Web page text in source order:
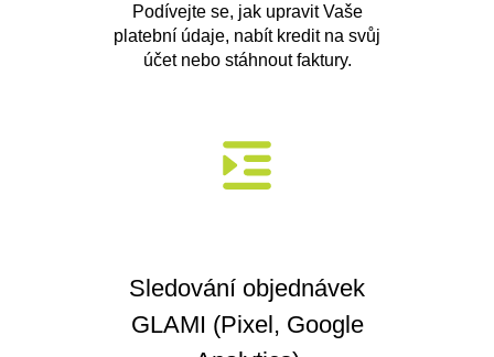
Podívejte se, jak upravit Vaše
platební údaje, nabít kredit na svůj
účet nebo stáhnout faktury.
Sledování objednávek
GLAMI (Pixel, Google